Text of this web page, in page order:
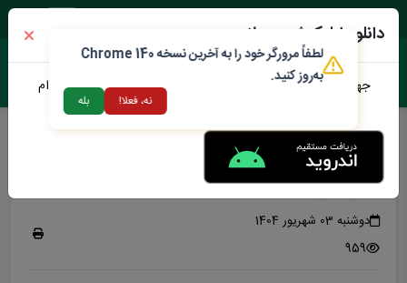
آغاز دوگانه سوز کردن رایگان
خودروهای شخصی
دوشنبه 03 شهریور 1404
959
دانلود اپلیکیشن محلات من
جهت دانلود نرم افزار محلات من می توانید از طریق لینک زیر اقدام
لطفاً مرورگر خود را به آخرین نسخه Chrome 140
به‌روز کنید.
نه، فعلا! بله